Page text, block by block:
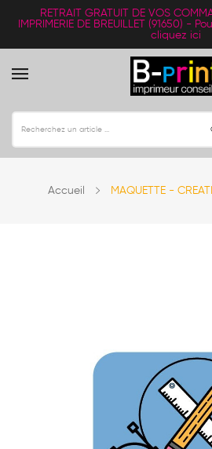
RETRAIT GRATUIT
DE VOS
IMPRIMERIE DE BREUILLET (91650) -
cliquez ici
Accueil MAQUETTE -